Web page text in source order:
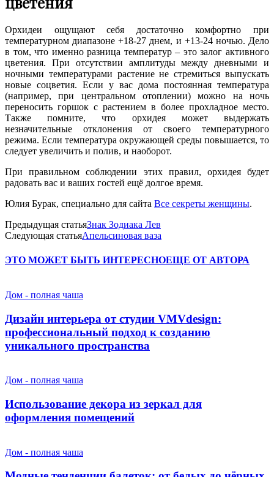
Орхидеи ощущают себя достаточно комфортно при
температурном диапазоне +18-27 днем, и +13-24 ночью. Дело
в том, что именно разница температур – это залог активного
цветения. При отсутствии амплитуды между дневными и
ночными температурами растение не стремиться выпускать
новые соцветия. Если у вас дома постоянная температура
(например, при центральном отоплении) можно на ночь
переносить горшок с растением в более прохладное место.
Также помните, что орхидея может выдержать
незначительные отклонения от своего температурного
режима. Если температура окружающей среды повышается, то
следует увеличить и полив, и наоборот.
При правильном соблюдении этих правил, орхидея будет
радовать вас и ваших гостей ещё долгое время.
Юлия Бурак, специально для сайта Все секреты женщины.
Предыдущая статьяЗнак Зодиака Лев
Следующая статьяАпельсиновая ваза
ЭТО МОЖЕТ БЫТЬ ИНТЕРЕСНОЕЩЕ ОТ АВТОРА
Дом - полная чаша
Дизайн интерьера от студии VMVdesign:
профессиональный подход к созданию
уникального пространства
Дом - полная чаша
Использование декора из зеркал для
оформления помещений
Дом - полная чаша